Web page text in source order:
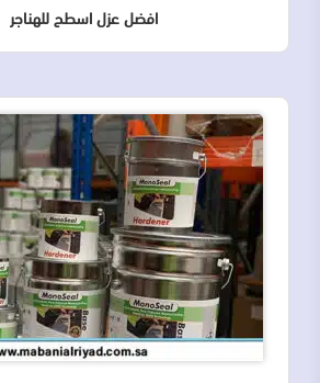
افضل عزل اسطح للهناجر